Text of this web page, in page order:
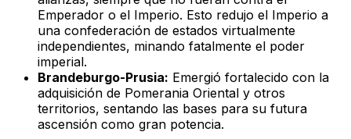
Emperador o el Imperio. Esto redujo el Imperio a
una confederación de estados virtualmente
independientes, minando fatalmente el poder
imperial.
Brandeburgo-Prusia: Emergió fortalecido con la
adquisición de Pomerania Oriental y otros
territorios, sentando las bases para su futura
ascensión como gran potencia.